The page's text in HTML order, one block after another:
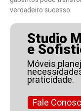
verdadeiro sucesso.
Studio
e
Móveis
praticidade.
Fale